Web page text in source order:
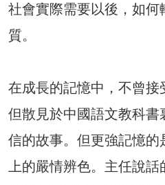
社會實際需要以後，如
質。
在成長的記憶中，不曾接
但散見於中國語文教科
信的故事。但更強記憶
上的嚴情辨色。主任說話